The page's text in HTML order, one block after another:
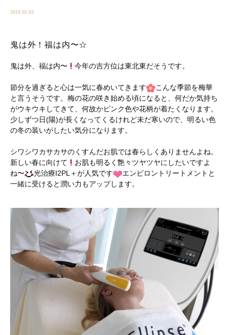
2019.02.03
鬼は外！福は内〜☆
鬼は外、福は内〜 今年の吉方位は東北東だそうです。
節分を過ぎると心は一気に春めいてきます
こんな季節を梅華
と言うそうです。梅の花の咲き始める頃になると、何だか気持ち
がウキウキしてきて、何故かピンク色や花柄が着たくなります。
少しずつ日(陽)が長くなってくるけれど未だ寒いので、明るい色
の冬の装いがしたい気分になります。
シワシワカサカサのくすんだお肌では春らしくありませんよね。
新しい春に向けて
お肌も明るく艶々ツヤツヤにしたいですよ
ね〜
光治療I2PL＋が人気です
エンビロントリートメントと
一緒に受けると潤い力もアップします。